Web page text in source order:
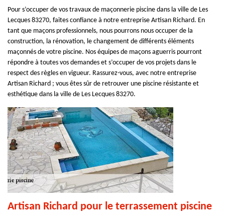
Pour s’occuper de vos travaux de maçonnerie piscine dans la ville de Les
Lecques 83270, faites confiance à notre entreprise Artisan Richard. En
tant que maçons professionnels, nous pourrons nous occuper de la
construction, la rénovation, le changement de différents éléments
maçonnés de votre piscine. Nos équipes de maçons aguerris pourront
répondre à toutes vos demandes et s’occuper de vos projets dans le
respect des règles en vigueur. Rassurez-vous, avec notre entreprise
Artisan Richard ; vous êtes sûr de retrouver une piscine résistante et
esthétique dans la ville de Les Lecques 83270.
Artisan Richard pour le terrassement piscine